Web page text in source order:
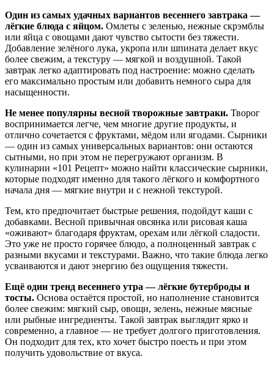
Один из самых удачных вариантов весеннего завтрака —
лёгкие блюда с яйцом. Омлеты с зеленью, нежные скрэмблы
или яйца с овощами дают чувство сытости без тяжести.
Добавление зелёного лука, укропа или шпината делает вкус
более свежим, а текстуру — мягкой и воздушной. Такой
завтрак легко адаптировать под настроение: можно сделать
его максимально простым или добавить немного сыра для
насыщенности.
Не менее популярны весной творожные завтраки. Творог
воспринимается легче, чем многие другие продукты, и
отлично сочетается с фруктами, мёдом или ягодами. Сырники
— один из самых универсальных вариантов: они остаются
сытными, но при этом не перегружают организм. В
кулинарии «101 Рецепт» можно найти классические сырники,
которые подходят именно для такого лёгкого и комфортного
начала дня — мягкие внутри и с нежной текстурой.
Тем, кто предпочитает быстрые решения, подойдут каши с
добавками. Весной привычная овсянка или рисовая каша
«оживают» благодаря фруктам, орехам или лёгкой сладости.
Это уже не просто горячее блюдо, а полноценный завтрак с
разными вкусами и текстурами. Важно, что такие блюда легко
усваиваются и дают энергию без ощущения тяжести.
Ещё один тренд весеннего утра — лёгкие бутерброды и
тосты. Основа остаётся простой, но наполнение становится
более свежим: мягкий сыр, овощи, зелень, нежные мясные
или рыбные ингредиенты. Такой завтрак выглядит ярко и
современно, а главное — не требует долгого приготовления.
Он подходит для тех, кто хочет быстро поесть и при этом
получить удовольствие от вкуса.